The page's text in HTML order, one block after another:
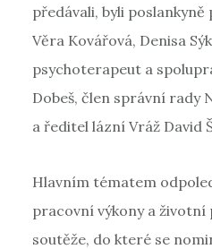
předávali, byli poslankyně
Věra Kovářová, Denisa
psychoterapeut a
Dobeš, člen správní rady
a ředitel lázní Vráž David
Hlavním tématem
pracovní výkony a životní
soutěže, do které se